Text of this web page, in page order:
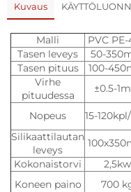
Kuvaus
Malli PVC
Tasen leveys
50-
Tasen pituus
100-
Virhe
pituudessa
±0.5-
Nopeus 15-
Silikaattilautan
leveys
Kokonaistorvi
2,5kw
Koneen paino
700